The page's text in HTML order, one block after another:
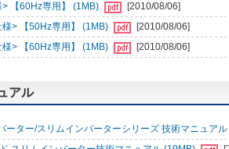
【60Hz専用】 (1MB)
[2010/08/06]
> 【50Hz専用】 (1MB)
[2010/08/06]
> 【60Hz専用】 (1MB)
[2010/08/06]
アル
ーター/スリムインバーターシリーズ 技術マニュア